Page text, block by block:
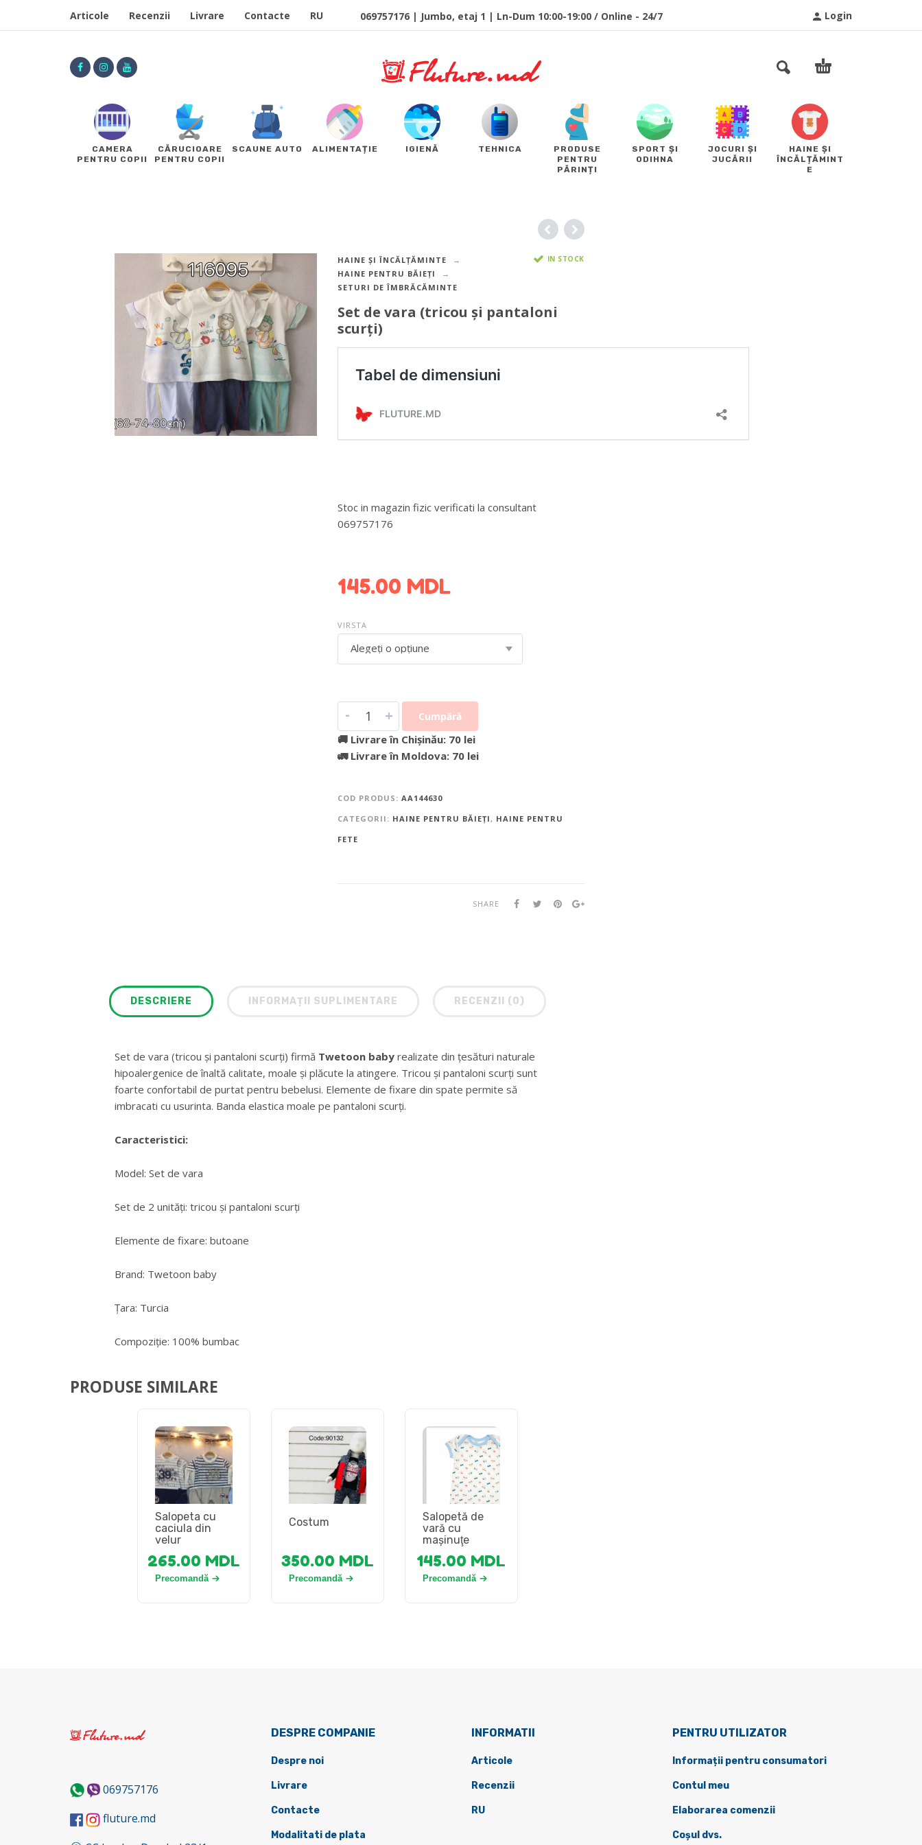
Login
Articole Recenzii Livrare Contacte RU 069757176 | Jumbo, etaj 1 | Ln-Dum 10:00-19:00 / Online - 24/7
CAMERA
PENTRU COPII
CĂRUCIOARE
PENTRU COPII
SCAUNE AUTO ALIMENTAȚIE IGIENĂ TEHNICA
PRODUSE
PENTRU
PĂRINȚI
SPORT ȘI
ODIHNA
JOCURI ȘI
JUCĂRII
HAINE ȘI
ÎNCĂLȚĂMINT
E
HAINE ȘI ÎNCĂLȚĂMINTE
HAINE PENTRU BĂIEȚI
SETURI DE ÎMBRĂCĂMINTE
IN STOCK
Set de vara (tricou și pantaloni
scurți)
Stoc in magazin fizic verificati la consultant
069757176
145.00 MDL
VIRSTA
Alegeți o opțiune
- + Cumpără
🚚 Livrare în Chișinău: 70 lei
🚛 Livrare în Moldova: 70 lei
COD PRODUS: AA144630
CATEGORII: HAINE PENTRU BĂIEȚI , HAINE PENTRU
FETE
SHARE
DESCRIERE INFORMAȚII SUPLIMENTARE RECENZII (0)
Set de vara (tricou și pantaloni scurți) firmă Twetoon baby realizate din țesături naturale
hipoalergenice de înaltă calitate, moale și plăcute la atingere. Tricou și pantaloni scurți sunt
foarte confortabil de purtat pentru bebelusi. Elemente de fixare din spate permite să
imbracati cu usurinta. Banda elastica moale pe pantaloni scurți.
Caracteristici:
Model: Set de vara
Set de 2 unități: tricou și pantaloni scurți
Elemente de fixare: butoane
Brand: Twetoon baby
Țara: Turcia
Compoziție: 100% bumbac
PRODUSE SIMILARE
Salopeta cu
caciula din
velur
265.00 MDL
Precomandă
Costum
350.00 MDL
Precomandă
Salopetă de
vară cu
mașinuţe
145.00 MDL
Precomandă
069757176
fluture.md
DESPRE COMPANIE
Despre noi
Livrare
Contacte
Modalitati de plata
INFORMATII
Articole
Recenzii
RU
PENTRU UTILIZATOR
Informații pentru consumatori
Contul meu
Elaborarea comenzii
Coșul dvs.